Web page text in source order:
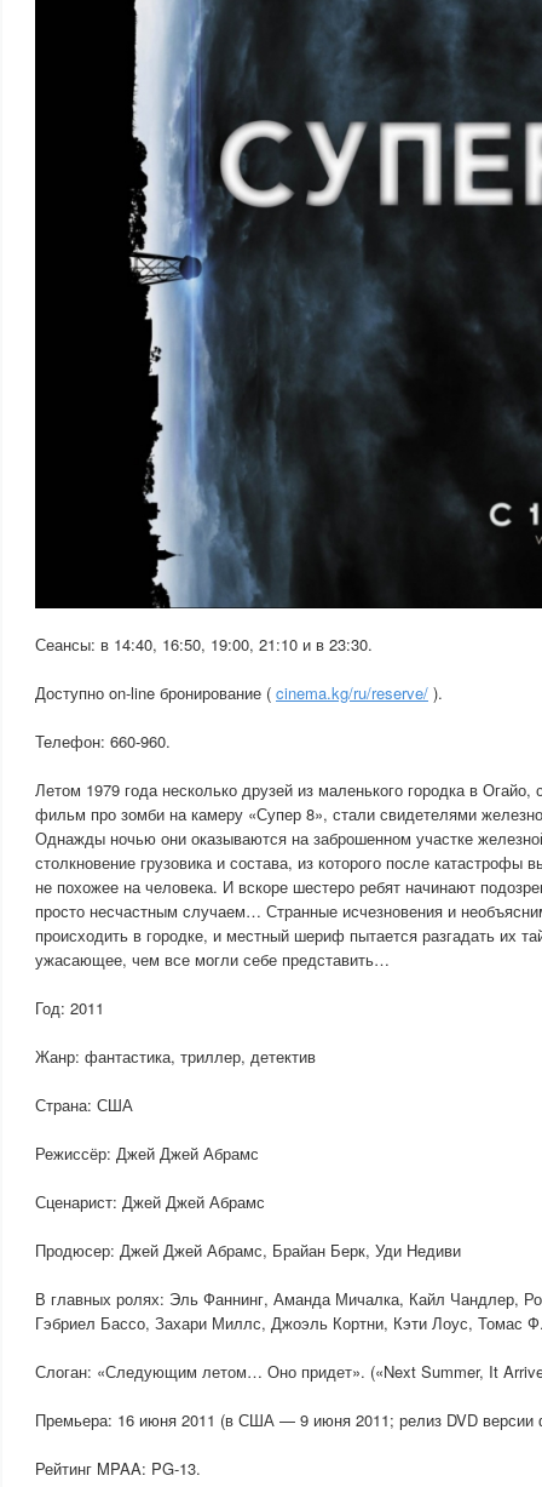
Сеансы: в 14:40, 16:50, 19:00, 21:10 и в 23:30.
Доступно on-line бронирование ( cinema.kg/ru/reserve/ ).
Телефон: 660-960.
Летом 1979 года несколько друзей из маленького городка в
фильм про зомби на камеру «Супер 8», стали свидетелями
Однажды ночью они оказываются на заброшенном участке
столкновение грузовика и состава, из которого после катастрофы
не похожее на человека. И вскоре шестеро ребят начинают
просто несчастным случаем… Странные исчезновения и
происходить в городке, и местный шериф пытается разгадать их
ужасающее, чем все могли себе представить…
Год: 2011
Жанр: фантастика, триллер, детектив
Страна: США
Режиссёр: Джей Джей Абрамс
Сценарист: Джей Джей Абрамс
Продюсер: Джей Джей Абрамс, Брайан Берк, Уди Недиви
В главных ролях: Эль Фаннинг, Аманда Мичалка, Кайл Чандлер,
Гэбриел Бассо, Захари Миллс, Джоэль Кортни, Кэти Лоус, Томас
Слоган: «Следующим летом… Оно придет». («Next Summer, It
Премьера: 16 июня 2011 (в США — 9 июня 2011; релиз DVD
Рейтинг MPAA: PG-13.